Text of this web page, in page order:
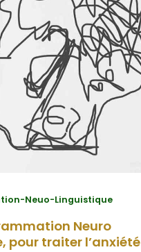
Neuo-Linguistique
Neuro
pour traiter l’anxiété